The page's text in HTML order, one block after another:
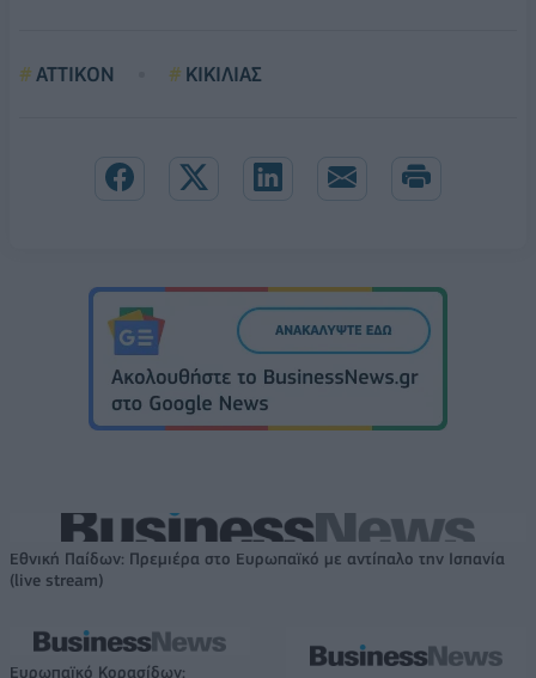
ΑΤΤΙΚΟΝ ΚΙΚΙΛΙΑΣ
Εθνική Παίδων: Πρεμιέρα στο Ευρωπαϊκό με αντίπαλο την Ισπανία
(live stream)
Ευρωπαϊκό Κορασίδων: